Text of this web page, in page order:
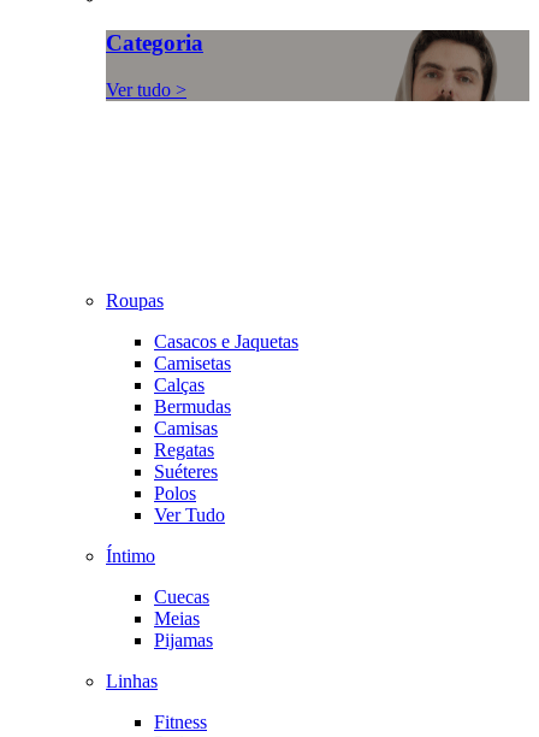
Categoria
Ver tudo >
Roupas
Casacos e Jaquetas
Camisetas
Calças
Bermudas
Camisas
Regatas
Suéteres
Polos
Ver Tudo
Íntimo
Cuecas
Meias
Pijamas
Linhas
Fitness